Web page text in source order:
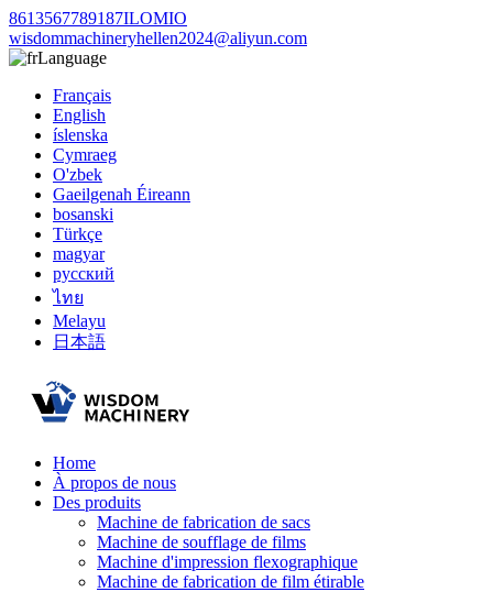
8613567789187ILOMIO
wisdommachineryhellen2024@aliyun.com
Language
Français
English
íslenska
Cymraeg
O'zbek
Gaeilgenah Éireann
bosanski
Türkçe
magyar
русский
ไทย
Melayu
日本語
Home
À propos de nous
Des produits
Machine de fabrication de sacs
Machine de soufflage de films
Machine d'impression flexographique
Machine de fabrication de film étirable